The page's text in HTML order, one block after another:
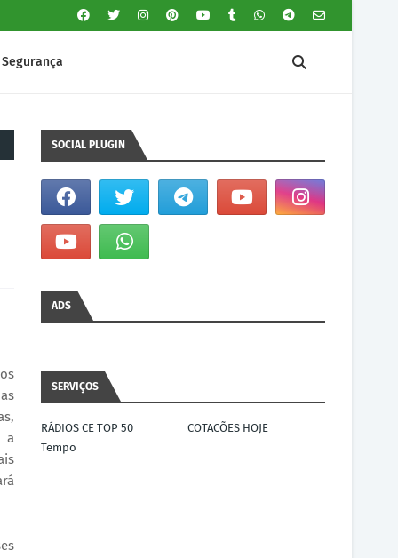
Segurança
a
SOCIAL PLUGIN
ADS
SERVIÇOS
RÁDIOS CE TOP 50
COTACÕES HOJE
Tempo